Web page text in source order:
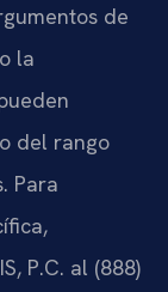
de
la
del rango
Para
P.C. al (888)